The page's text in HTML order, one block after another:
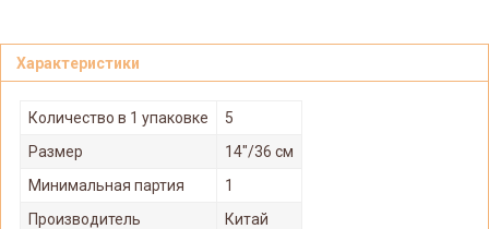
Характеристики
Количество в 1 упаковке
5
Размер
14"/36 см
Минимальная партия
1
Производитель
Китай